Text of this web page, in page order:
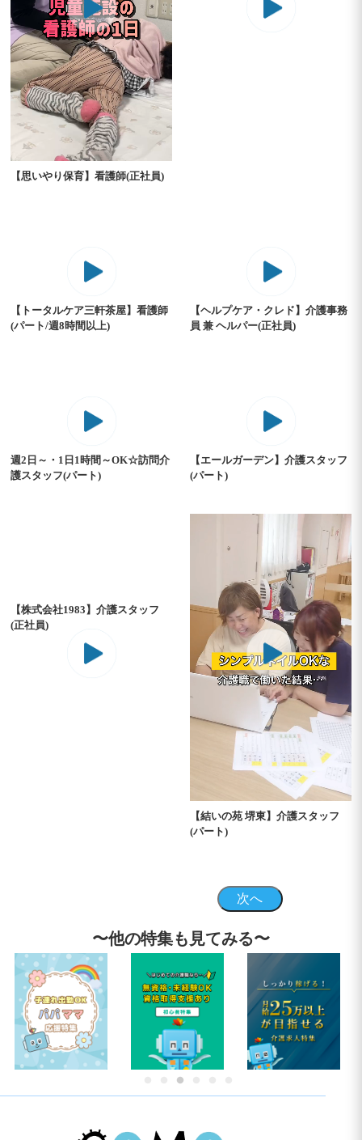
【思いやり保育】看護師(正社員)
【トータルケア三軒茶屋】看護師
(パート/週8時間以上)
【ヘルプケア・クレド】介護事務
員 兼 ヘルパー(正社員)
週2日～・1日1時間～OK☆訪問介
護スタッフ(パート)
【エールガーデン】介護スタッフ
(パート)
【株式会社1983】介護スタッフ
(正社員)
【結いの苑 堺東】介護スタッフ
(パート)
次へ
〜他の特集も見てみる〜